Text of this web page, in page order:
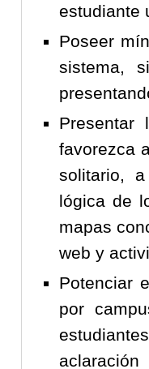
estudiante
Poseer
sistema,
favorezca
solitario,
lógica de
mapas
web y
Potenciar
por